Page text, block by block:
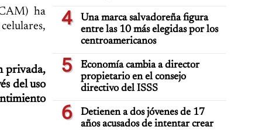
ha
privada,
del uso
4
Una marca salvadoreña figura
entre las 10 más elegidas por los
centroamericanos
5
Economía cambia a director
propietario en el consejo
directivo del ISSS
6
Detienen a dos jóvenes de 17
años acusados de intentar crear